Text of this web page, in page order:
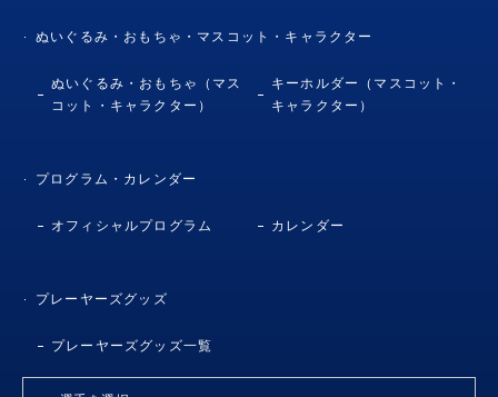
ぬいぐるみ・おもちゃ・マスコット・キャラクター
ぬいぐるみ・おもちゃ（マス
コット・キャラクター）
キーホルダー（マスコット・
キャラクター）
プログラム・カレンダー
オフィシャルプログラム カレンダー
プレーヤーズグッズ
プレーヤーズグッズ一覧